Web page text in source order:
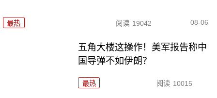
最热 阅读 19042 08-06
五角大楼这操作！美军报告称中
国导弹不如伊朗？
最热 阅读 10015